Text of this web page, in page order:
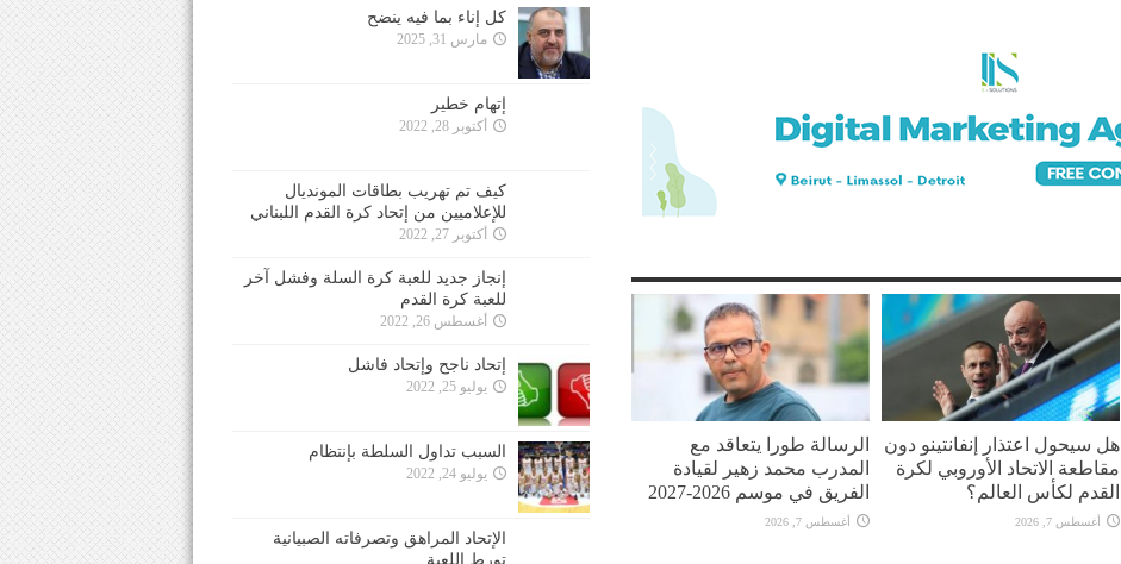
هل سيحول اعتذار إنفانتينو دون
مقاطعة الاتحاد الأوروبي لكرة
القدم لكأس العالم؟
أغسطس 7, 2026
الرسالة طورا يتعاقد مع
المدرب محمد زهير لقيادة
الفريق في موسم 2026-2027
أغسطس 7, 2026
كل إناء بما فيه ينضح
مارس 31, 2025
إتهام خطير
أكتوبر 28, 2022
كيف تم تهريب بطاقات المونديال
للإعلاميين من إتحاد كرة القدم اللبناني
أكتوبر 27, 2022
إنجاز جديد للعبة كرة السلة وفشل آخر
للعبة كرة القدم
أغسطس 26, 2022
إتحاد ناجح وإتحاد فاشل
يوليو 25, 2022
السبب تداول السلطة بإنتظام
يوليو 24, 2022
الإتحاد المراهق وتصرفاته الصبيانية
تورط اللعبة